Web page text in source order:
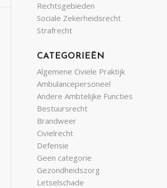
Rechtsgebieden
Sociale Zekerheidsrecht
Strafrecht
CATEGORIEËN
Algemene Civiele Praktijk
Ambulancepersoneel
Andere Ambtelijke Functies
Bestuursrecht
Brandweer
Civielrecht
Defensie
Geen categorie
Gezondheidszorg
Letselschade